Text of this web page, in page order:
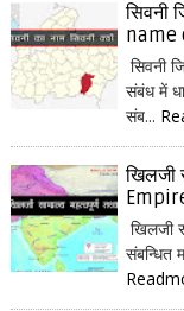
सिवनी
name
सिवनी
संबंध में
संब...
खिलजी
खिलजी
संबन्धित